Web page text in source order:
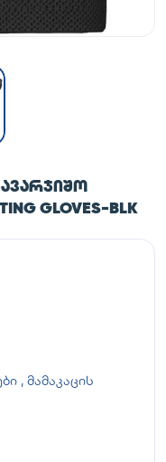
GLOVES-BLK
, მამაკაცის